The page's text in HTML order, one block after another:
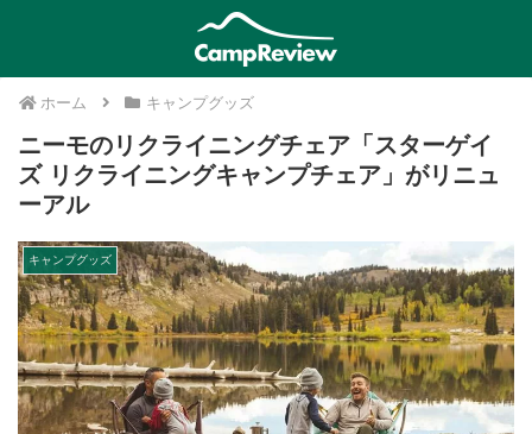
ホーム キャンプグッズ
ニーモのリクライニングチェア「スターゲイ
ズ リクライニングキャンプチェア」がリニュ
ーアル
キャンプグッズ